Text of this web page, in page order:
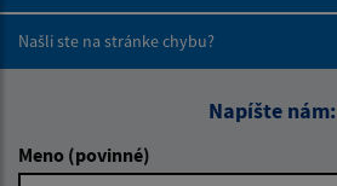
Našli ste na stránke chybu?
Napíšte nám:
Meno (povinné)